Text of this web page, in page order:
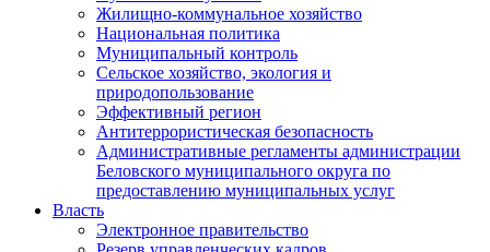
Жилищно-коммунальное хозяйство
Национальная политика
Муниципальный контроль
Сельское хозяйство, экология и
природопользование
Эффективный регион
Антитеррористическая безопасность
Административные регламенты администрации
Беловского муниципального округа по
предоставлению муниципальных услуг
Власть
Электронное правительство